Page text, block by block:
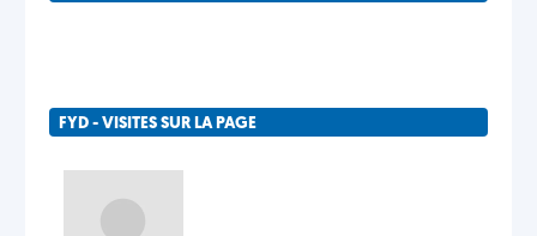
FYD - VISITES SUR LA PAGE